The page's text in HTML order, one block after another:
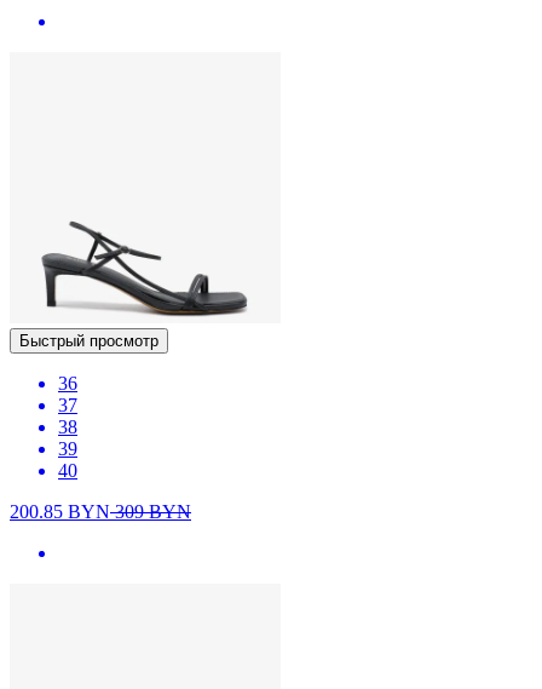
Быстрый просмотр
36
37
38
39
40
200.85 BYN309BYN